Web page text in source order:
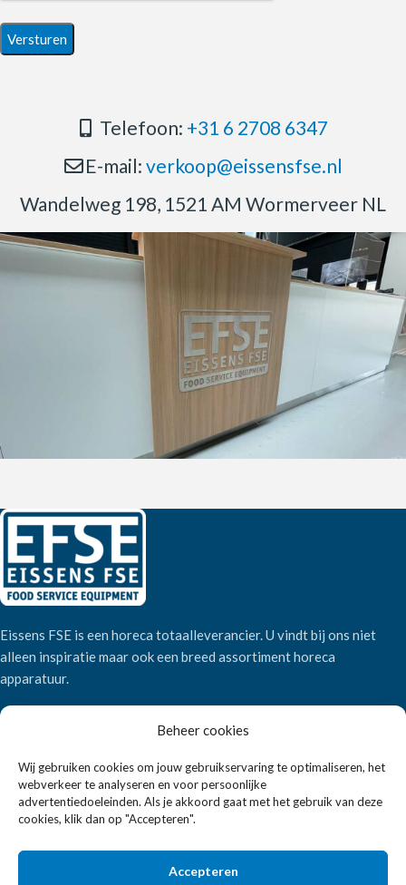
Beheer cookies
Wij gebruiken cookies om jouw gebruikservaring te optimaliseren, het
webverkeer te analyseren en voor persoonlijke
advertentiedoeleinden. Als je akkoord gaat met het gebruik van deze
cookies, klik dan op "Accepteren".
Accepteren
Telefoon: +31 6 2708 6347
E-mail: verkoop@eissensfse.nl
Wandelweg 198, 1521 AM Wormerveer NL
Eissens FSE is een horeca totaalleverancier. U vindt bij ons niet
alleen inspiratie maar ook een breed assortiment horeca
apparatuur.
Wandelweg 198, 1521 AM Wormerveer
E-mail:verkoop@eissensfse.nl
KLANTENSERVICE
Onze aanpak